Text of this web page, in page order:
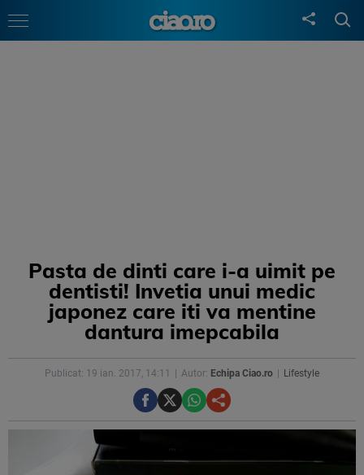
Pasta de dinti care i-a uimit pe
dentisti! Invetia unui medic
japonez care iti va mentine
dantura imepcabila
Publicat: 19 ian. 2017, 14:11 Autor: Echipa Ciao.ro Lifestyle